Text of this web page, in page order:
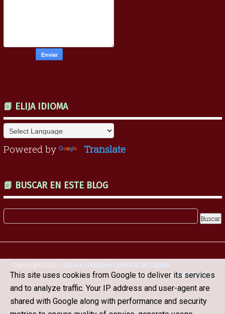
📗 ELIJA IDIOMA
Powered by Translate
📗 BUSCAR EN ESTE BLOG
Copyright 2025 curioson | refranes | pueblos de España
Designed byOddThemes
This site uses cookies from Google to deliver its services
and to analyze traffic. Your IP address and user-agent are
shared with Google along with performance and security